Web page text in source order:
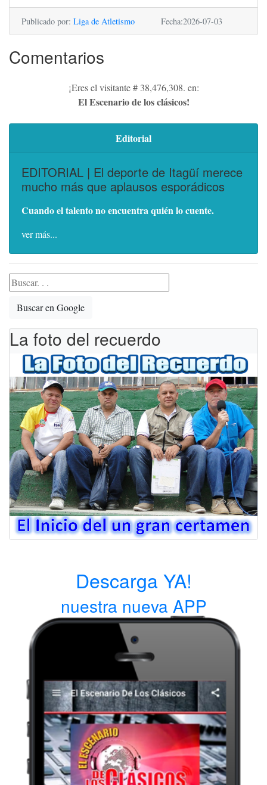
Publicado por: Liga de Atletismo Fecha:2026-07-03
Comentarios
¡Eres el visitante # 38,476,308. en:
El Escenario de los clásicos!
Editorial
EDITORIAL | El deporte de Itagüí merece
mucho más que aplausos esporádicos
Cuando el talento no encuentra quién lo cuente.
ver más...
Buscar en Google
La foto del recuerdo
Descarga YA!
nuestra nueva APP